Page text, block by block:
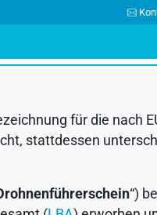
für die nach
stattdessen
“)